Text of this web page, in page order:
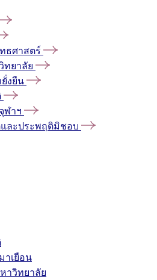
ธศาสตร์
ยาลัย
งยืน
ฬาฯ
และประพฤติมิชอบ
เยือน
าวิทยาลัย